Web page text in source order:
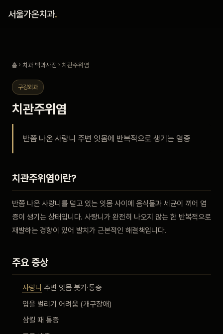
서울가온치과.
진료 안내
예약 안내
블로그
비포 애프터
공지사항
치과 백과사전
자주 묻는 질문
홈 › 치과 백과사전 › 치관주위염
구강외과
치관주위염
반쯤 나온 사랑니 주변 잇몸에 반복적으로 생기는 염증
치관주위염이란?
반쯤 나온 사랑니를 덮고 있는 잇몸 사이에 음식물과 세균이 끼어 염
증이 생기는 상태입니다. 사랑니가 완전히 나오지 않는 한 반복적으로
재발하는 경향이 있어 발치가 근본적인 해결책입니다.
주요 증상
사랑니 주변 잇몸 붓기·통증
입을 벌리기 어려움 (개구장애)
삼킬 때 통증